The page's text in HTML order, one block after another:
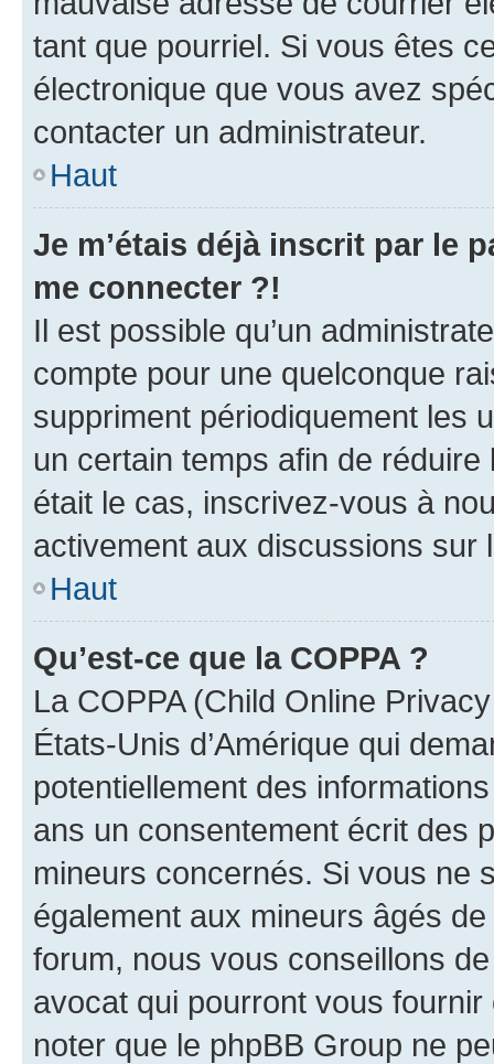
tant que pourriel. Si vous êtes
électronique que vous avez
contacter un administrateur.
Haut
Je m’étais déjà inscrit par le
me connecter ?!
Il est possible qu’un
compte pour une quelconque
suppriment périodiquement les
un certain temps afin de
était le cas, inscrivez-vous à
activement aux discussions sur
Haut
Qu’est-ce que la COPPA ?
La COPPA (Child Online
États-Unis d’Amérique qui
potentiellement des
ans un consentement écrit des
mineurs concernés. Si vous ne
également aux mineurs âgés
forum, nous vous conseillons
avocat qui pourront vous
noter que le phpBB Group ne